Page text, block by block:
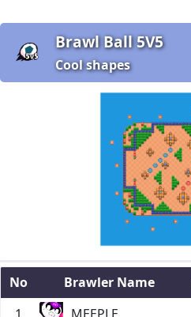
Brawl Ball 5V5
Cool shapes
No Brawler Name
1
MEEPLE